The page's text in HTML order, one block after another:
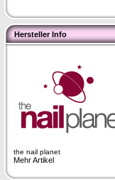
Hersteller Info
the nail planet
Mehr Artikel